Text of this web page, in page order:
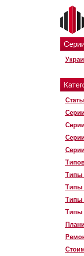
Типы
Типы
Типы
Типы